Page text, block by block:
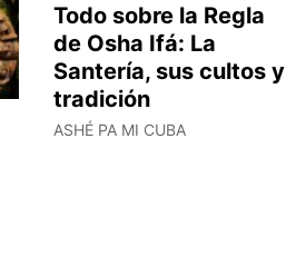
Todo sobre la Regla
de Osha Ifá: La
Santería, sus cultos y
tradición
ASHÉ PA MI CUBA